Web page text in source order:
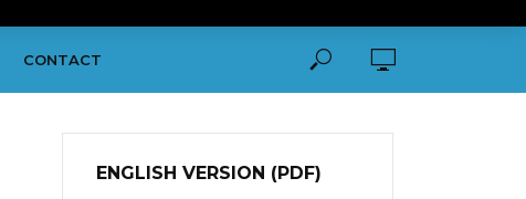
CONTACT
ENGLISH VERSION (PDF)